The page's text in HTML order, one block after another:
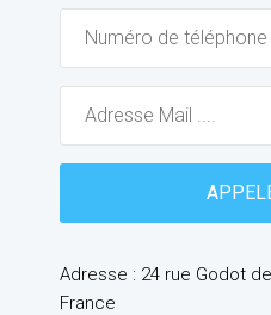
Adresse : 24 rue Godot
France